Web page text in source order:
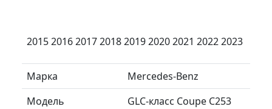
2015 2016 2017 2018 2019 2020 2021 2022 2023
Марка
Mercedes-Benz
Модель
GLC-класс Coupe C253